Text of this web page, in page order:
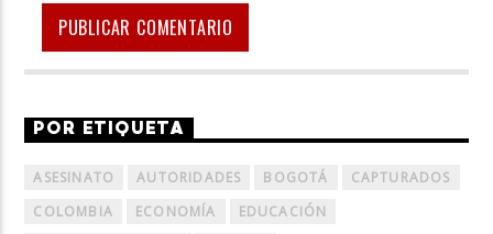
POR ETIQUETA
ASESINATO AUTORIDADES BOGOTÁ
CAPTURADOS
COLOMBIA
ECONOMÍA
EDUCACIÓN